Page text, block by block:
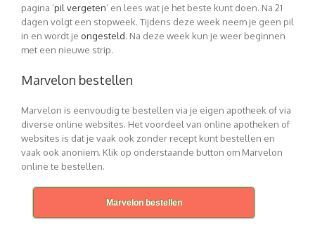
pagina ‘pil vergeten‘ en lees wat je het beste kunt doen. Na 21
dagen volgt een stopweek. Tijdens deze week neem je geen pil
in en wordt je ongesteld. Na deze week kun je weer beginnen
met een nieuwe strip.
Marvelon bestellen
Marvelon is eenvoudig te bestellen via je eigen apotheek of via
diverse online websites. Het voordeel van online apotheken of
websites is dat je vaak ook zonder recept kunt bestellen en
vaak ook anoniem. Klik op onderstaande button om Marvelon
online te bestellen.
Marvelon bestellen